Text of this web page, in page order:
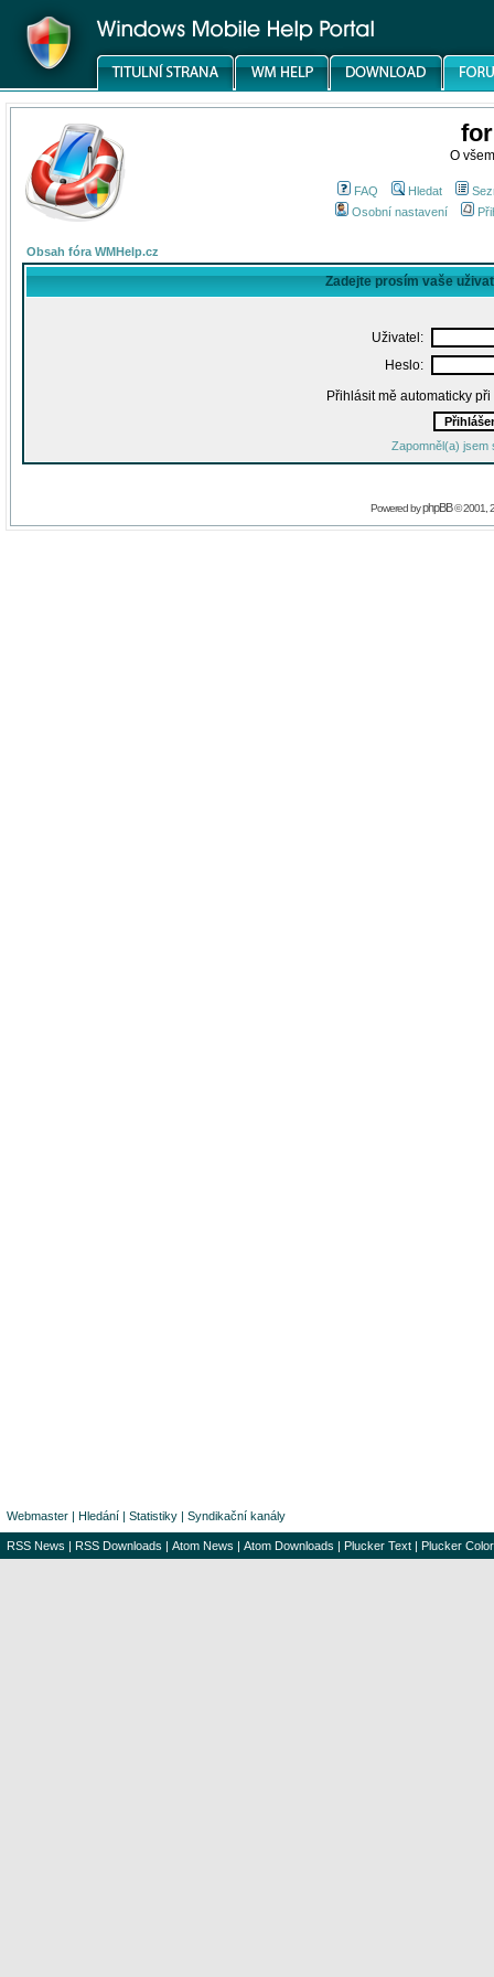
O
FAQ Hledat
Osobní nastavení
Obsah fóra WMHelp.cz
Zadejte prosím vaše
Uživatel:
Heslo:
Přihlásit mě automaticky
Zapomněl(a) jsem
Powered byphpBB© 2001,
Webmaster | Hledání | Statistiky | Syndikační kanály
RSS News | RSS Downloads | Atom News | Atom Downloads | Plucker Text | Plucker Color